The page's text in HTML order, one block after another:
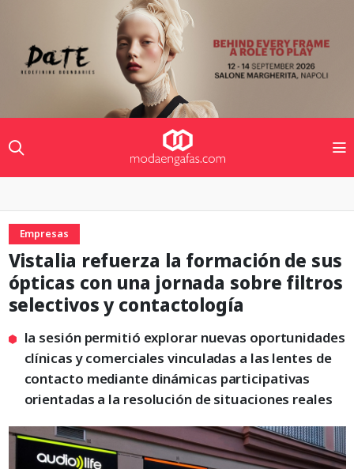
Empresas
Vistalia refuerza la formación de sus
ópticas con una jornada sobre filtros
selectivos y contactología
la sesión permitió explorar nuevas oportunidades
clínicas y comerciales vinculadas a las lentes de
contacto mediante dinámicas participativas
orientadas a la resolución de situaciones reales